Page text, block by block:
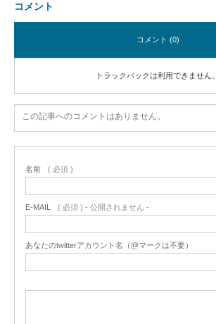
コメント
コメント (0)
トラックバックは利用できません。
この記事へのコメントはありません。
名前 ( 必須 )
E-MAIL ( 必須 ) - 公開されません -
あなたのtwitterアカウント名（@マークは不要）